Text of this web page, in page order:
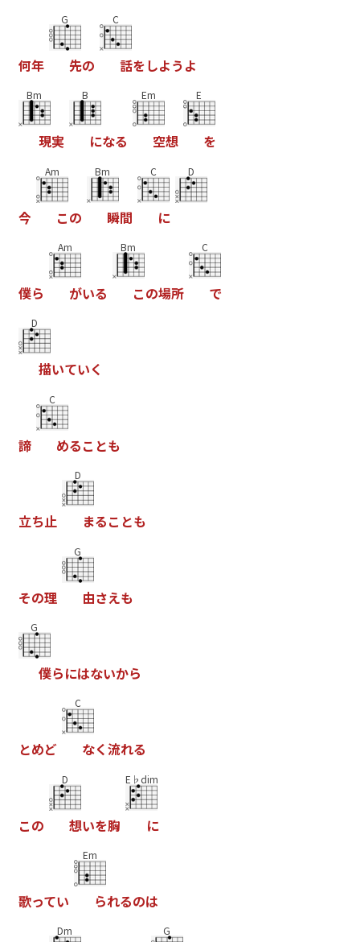
何年
G
先の
C
話をしよう よ
Bm
現実
B
になる
Em
空想
E
を
今
Am
この
Bm
瞬間
C
に
D
僕ら
Am
がいる
Bm
この場所
C
で
D
描いていく
諦
C
めるこ とも
立ち止
D
まるこ とも
その理
G
由さえも
G
僕らにはないから
とめど
C
なく流れる
この
D
想いを胸
E♭dim
に
歌ってい
Em
られるのは
Dm G